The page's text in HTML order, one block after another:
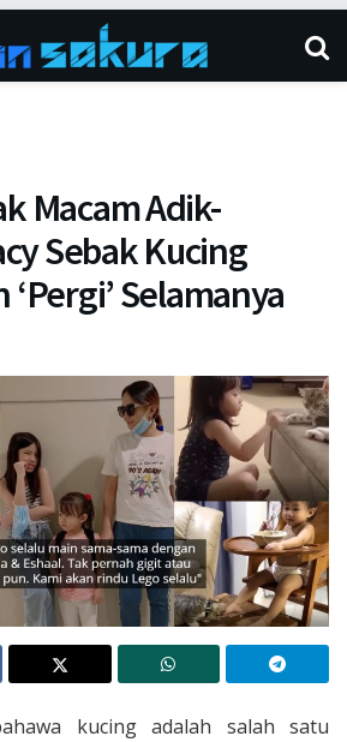
Macam Adik-
Sebak Kucing
Selamanya
kucing adalah salah satu